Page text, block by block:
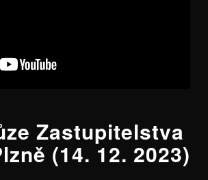
Zastupitelstva
(14. 12. 2023)